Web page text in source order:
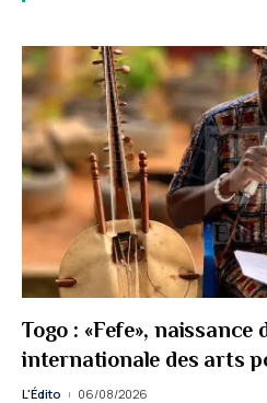
Togo : «Fefe», naissance
internationale des arts
L'Édito 06/08/2026